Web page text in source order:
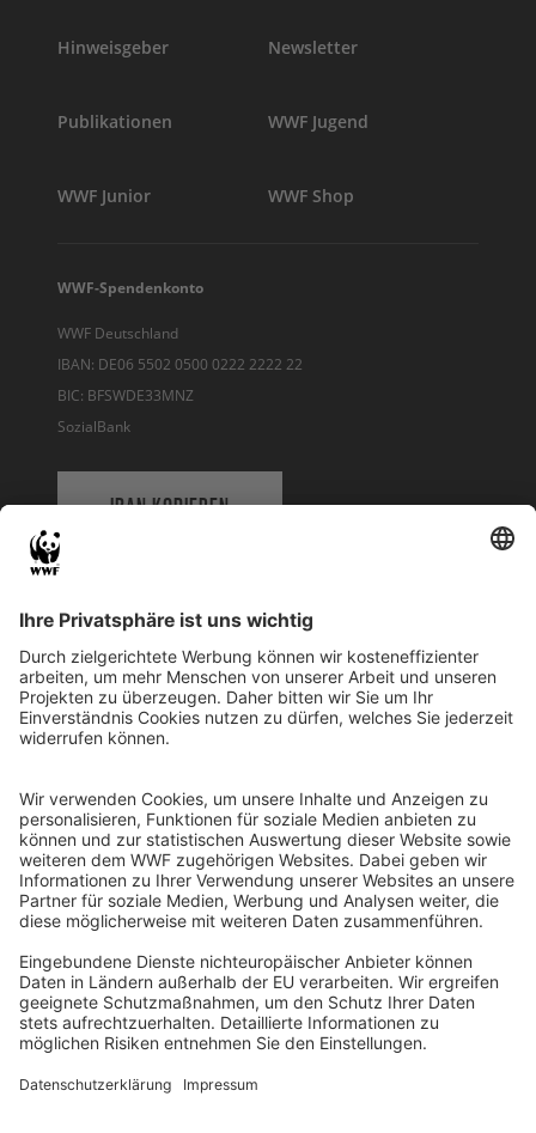
Hinweisgeber Newsletter
Publikationen WWF Jugend
WWF Junior WWF Shop
WWF-Spendenkonto
WWF Deutschland
IBAN: DE06 5502 0500 0222 2222 22
BIC: BFSWDE33MNZ
SozialBank
IBAN KOPIEREN
WWF Deutschland
Reinhardtstr. 18
10117 Berlin
Ihre Spende kann steuerlich geltend gemacht werden
Registriert als Stiftung WWF Deutschland, Senatsverwaltung für
Justiz Berlin, Az: 3416/976/2
Umsatzsteuer-Identifikationsnummer: DE 114236103
Freistellungsbescheid: Als gemeinnützige Körperschaft befreit
von der Körperschaftssteuer gem. §5 I 9 KStg. unter der
Steuernummer 27/641/09321